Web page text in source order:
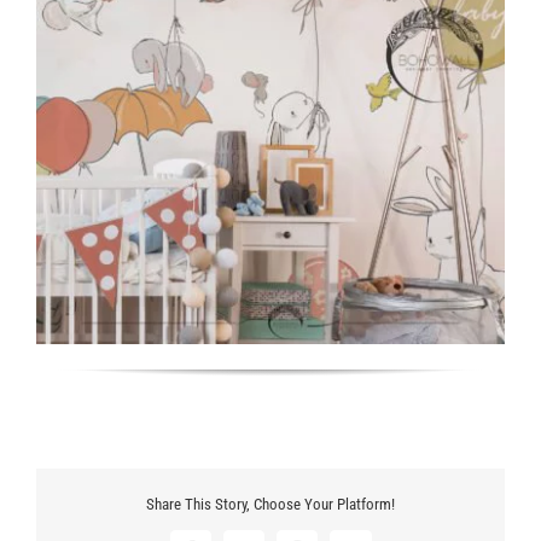
Share This Story, Choose Your Platform!